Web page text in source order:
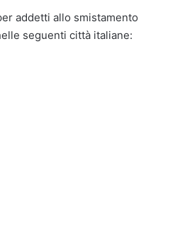
addetti allo smistamento
seguenti città italiane: